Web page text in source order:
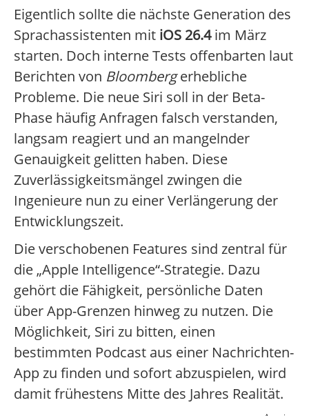
Eigentlich sollte die nächste Generation des
Sprachassistenten mit iOS 26.4im März
starten. Doch interne Tests offenbarten laut
Berichten von Bloombergerhebliche
Probleme. Die neue Siri soll in der Beta-
Phase häufig Anfragen falsch verstanden,
langsam reagiert und an mangelnder
Genauigkeit gelitten haben. Diese
Zuverlässigkeitsmängel zwingen die
Ingenieure nun zu einer Verlängerung der
Entwicklungszeit.
Die verschobenen Features sind zentral für
die „Apple Intelligence“-Strategie. Dazu
gehört die Fähigkeit, persönliche Daten
über App-Grenzen hinweg zu nutzen. Die
Möglichkeit, Siri zu bitten, einen
bestimmten Podcast aus einer Nachrichten-
App zu finden und sofort abzuspielen, wird
damit frühestens Mitte des Jahres Realität.